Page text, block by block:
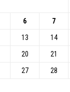
6 7
13 14
20 21
27 28